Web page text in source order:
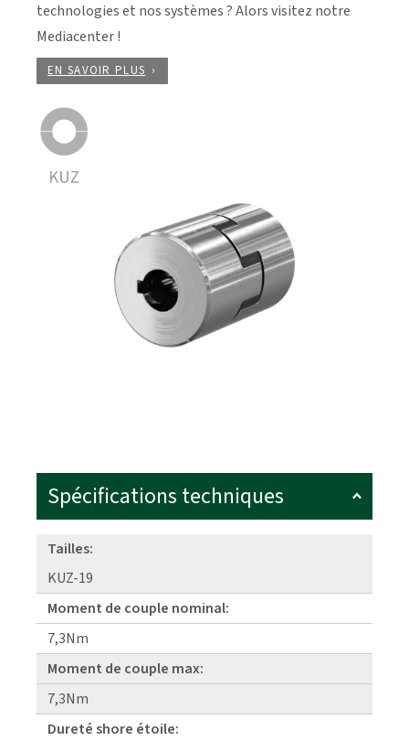
technologies et nos systèmes ? Alors visitez notre
Mediacenter !
EN SAVOIR PLUS
Spécifications techniques
Tailles:
KUZ-19
Moment de couple nominal:
7,3Nm
Moment de couple max:
7,3Nm
Dureté shore étoile: